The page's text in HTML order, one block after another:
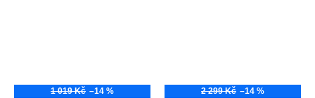
1 019 Kč –14 % 2 299 Kč –14 %